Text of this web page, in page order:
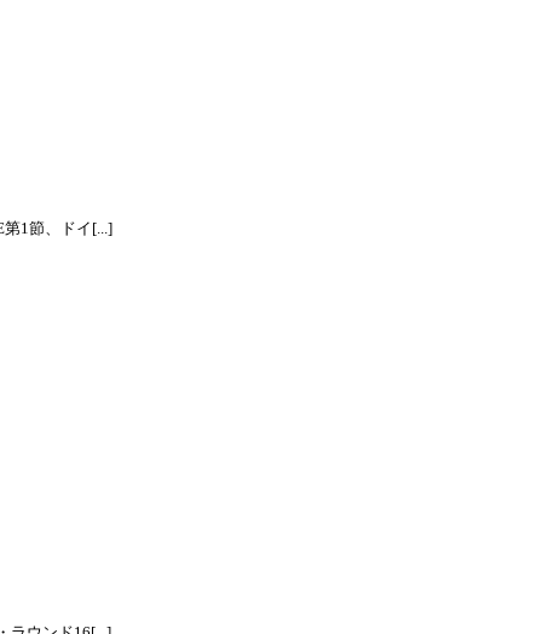
1節、ドイ[...]